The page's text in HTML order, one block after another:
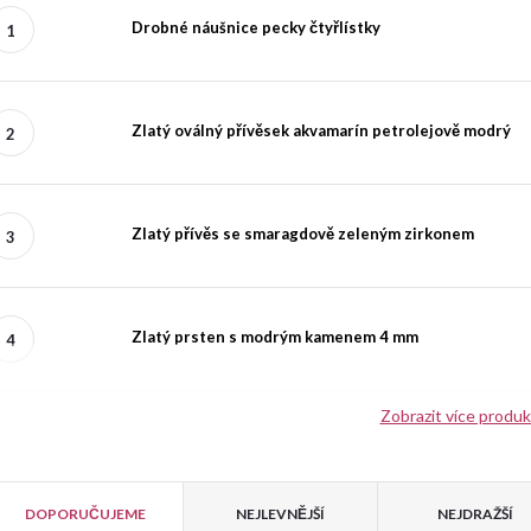
Drobné náušnice pecky čtyřlístky
Zlatý oválný přívěsek akvamarín petrolejově modrý
Zlatý přívěs se smaragdově zeleným zirkonem
Zlatý prsten s modrým kamenem 4 mm
Zobrazit více
DOPORUČUJEME NEJLEVNĚJŠÍ NEJDRAŽŠÍ